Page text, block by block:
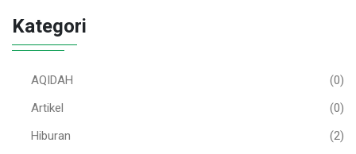
Kategori
AQIDAH
(0)
Artikel
(0)
Hiburan
(2)